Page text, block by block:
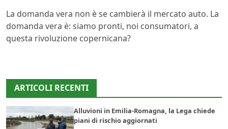
La domanda vera non è se cambierà il mercato auto. La
domanda vera è: siamo pronti, noi consumatori, a
questa rivoluzione copernicana?
ARTICOLI RECENTI
Alluvioni in Emilia-Romagna, la Lega chiede
piani di rischio aggiornati